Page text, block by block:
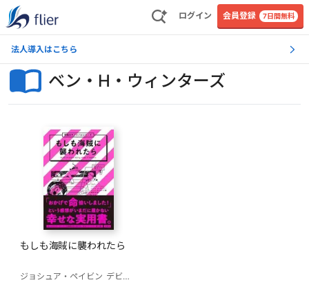
ログイン 会員登録 7日間無料
法人導入はこちら
ベン・H・ウィンターズ
もしも海賊に襲われたら
ジョシュア・ペイビン デビッド・ボーゲニクト